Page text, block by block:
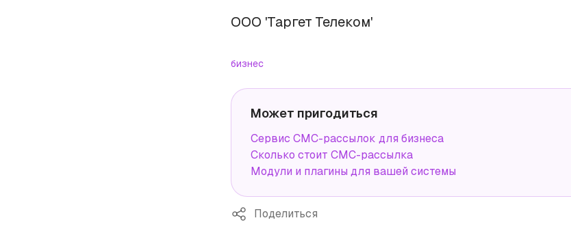
ООО 'Таргет Телеком'
бизнес
Может пригодиться
Сервис СМС-рассылок для бизнеса
Сколько стоит СМС-рассылка
Модули и плагины для вашей системы
Поделиться